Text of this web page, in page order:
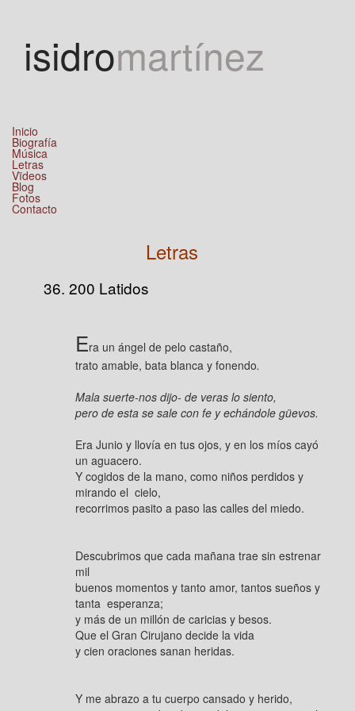
isidromartínez
Inicio
Biografía
Música
Letras
Vïdeos
Blog
Fotos
Contacto
Letras
36. 200 Latidos
Era un ángel de pelo castaño,
trato amable, bata blanca y fonendo.
Mala suerte-nos dijo- de veras lo siento,
pero de esta se sale con fe y echándole güevos.
Era Junio y llovía en tus ojos, y en los míos cayó
un aguacero.
Y cogidos de la mano, como niños perdidos y
mirando el cielo,
recorrimos pasito a paso las calles del miedo.
Descubrimos que cada mañana trae sin estrenar
mil
buenos momentos y tanto amor, tantos sueños y
tanta esperanza;
y más de un millón de caricias y besos.
Que el Gran Cirujano decide la vida
y cien oraciones sanan heridas.
Y me abrazo a tu cuerpo cansado y herido,